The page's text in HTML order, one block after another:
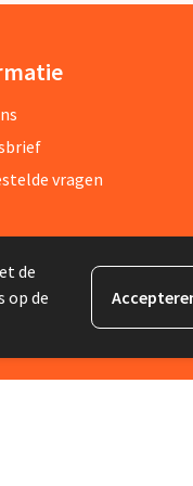
vragen
de
op de